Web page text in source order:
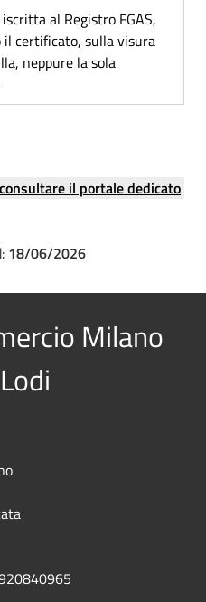
al Registro FGAS,
certificato, sulla visura
neppure la sola
il portale dedicato
18/06/2026
Milano